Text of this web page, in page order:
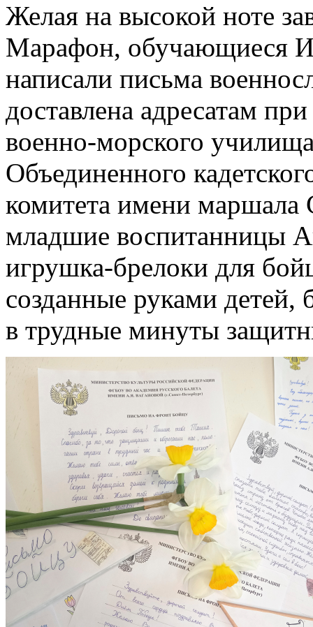
Желая на высокой ноте
Марафон, обучающиеся
написали письма
доставлена адресатам
военно-морского
Объединенного
комитета имени маршала
младшие воспитанницы
игрушка-брелоки для
созданные руками детей,
в трудные минуты